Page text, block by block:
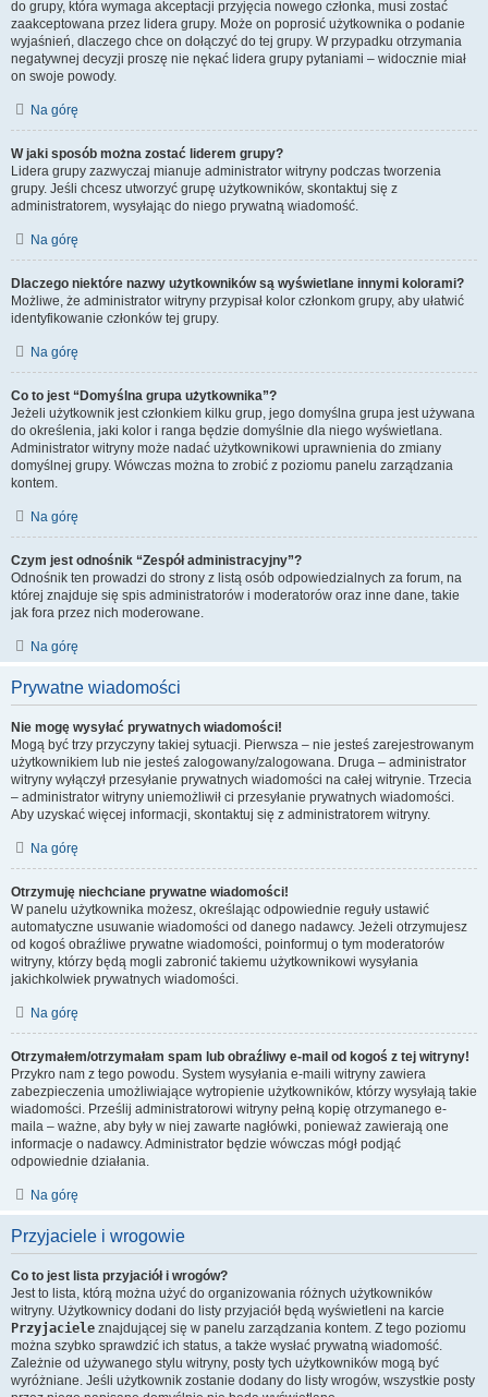
do grupy, która wymaga akceptacji przyjęcia nowego członka, musi zostać
zaakceptowana przez lidera grupy. Może on poprosić użytkownika o podanie
wyjaśnień, dlaczego chce on dołączyć do tej grupy. W przypadku otrzymania
negatywnej decyzji proszę nie nękać lidera grupy pytaniami – widocznie miał
on swoje powody.
Na górę
W jaki sposób można zostać liderem grupy?
Lidera grupy zazwyczaj mianuje administrator witryny podczas tworzenia
grupy. Jeśli chcesz utworzyć grupę użytkowników, skontaktuj się z
administratorem, wysyłając do niego prywatną wiadomość.
Na górę
Dlaczego niektóre nazwy użytkowników są wyświetlane innymi kolorami?
Możliwe, że administrator witryny przypisał kolor członkom grupy, aby ułatwić
identyfikowanie członków tej grupy.
Na górę
Co to jest “Domyślna grupa użytkownika”?
Jeżeli użytkownik jest członkiem kilku grup, jego domyślna grupa jest używana
do określenia, jaki kolor i ranga będzie domyślnie dla niego wyświetlana.
Administrator witryny może nadać użytkownikowi uprawnienia do zmiany
domyślnej grupy. Wówczas można to zrobić z poziomu panelu zarządzania
kontem.
Na górę
Czym jest odnośnik “Zespół administracyjny”?
Odnośnik ten prowadzi do strony z listą osób odpowiedzialnych za forum, na
której znajduje się spis administratorów i moderatorów oraz inne dane, takie
jak fora przez nich moderowane.
Na górę
Prywatne wiadomości
Nie mogę wysyłać prywatnych wiadomości!
Mogą być trzy przyczyny takiej sytuacji. Pierwsza – nie jesteś zarejestrowanym
użytkownikiem lub nie jesteś zalogowany/zalogowana. Druga – administrator
witryny wyłączył przesyłanie prywatnych wiadomości na całej witrynie. Trzecia
– administrator witryny uniemożliwił ci przesyłanie prywatnych wiadomości.
Aby uzyskać więcej informacji, skontaktuj się z administratorem witryny.
Na górę
Otrzymuję niechciane prywatne wiadomości!
W panelu użytkownika możesz, określając odpowiednie reguły ustawić
automatyczne usuwanie wiadomości od danego nadawcy. Jeżeli otrzymujesz
od kogoś obraźliwe prywatne wiadomości, poinformuj o tym moderatorów
witryny, którzy będą mogli zabronić takiemu użytkownikowi wysyłania
jakichkolwiek prywatnych wiadomości.
Na górę
Otrzymałem/otrzymałam spam lub obraźliwy e-mail od kogoś z tej witryny!
Przykro nam z tego powodu. System wysyłania e-maili witryny zawiera
zabezpieczenia umożliwiające wytropienie użytkowników, którzy wysyłają takie
wiadomości. Prześlij administratorowi witryny pełną kopię otrzymanego e-
maila – ważne, aby były w niej zawarte nagłówki, ponieważ zawierają one
informacje o nadawcy. Administrator będzie wówczas mógł podjąć
odpowiednie działania.
Na górę
Przyjaciele i wrogowie
Co to jest lista przyjaciół i wrogów?
Jest to lista, którą można użyć do organizowania różnych użytkowników
witryny. Użytkownicy dodani do listy przyjaciół będą wyświetleni na karcie
Przyjaciele znajdującej się w panelu zarządzania kontem. Z tego poziomu
można szybko sprawdzić ich status, a także wysłać prywatną wiadomość.
Zależnie od używanego stylu witryny, posty tych użytkowników mogą być
wyróżniane. Jeśli użytkownik zostanie dodany do listy wrogów, wszystkie posty